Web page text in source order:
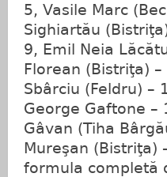
5, Vasile Marc
Sighiartău
9, Emil Neia
Florean (Bistriţa)
Sbârciu (Feldru) –
George Gaftone –
Gâvan (Tiha
Mureşan (Bistriţa)
formula completă